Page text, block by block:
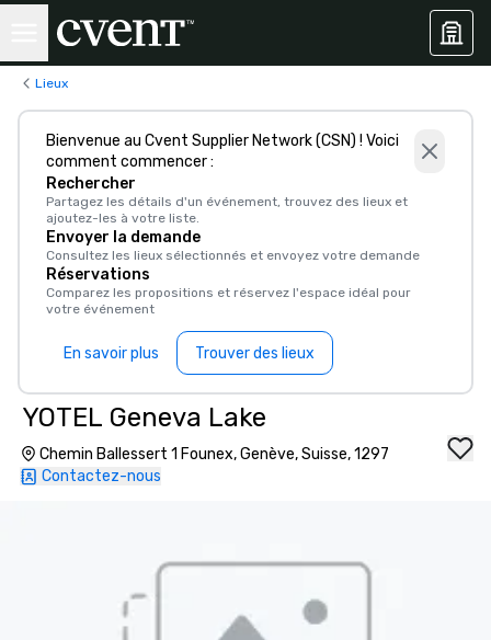
Lieux
Bienvenue au Cvent Supplier Network (CSN) ! Voici
comment commencer :
Rechercher
Partagez les détails d'un événement, trouvez des lieux et
ajoutez-les à votre liste.
Envoyer la demande
Consultez les lieux sélectionnés et envoyez votre demande
Réservations
Comparez les propositions et réservez l'espace idéal pour
votre événement
En savoir plus Trouver des lieux
YOTEL Geneva Lake
Chemin Ballessert 1 Founex, Genève, Suisse, 1297
Contactez-nous